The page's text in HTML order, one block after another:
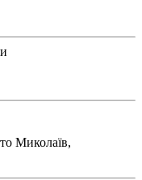
Миколаїв,